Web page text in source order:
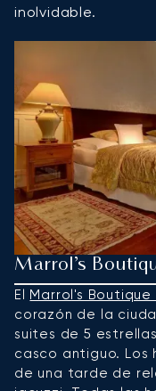
inolvidable.
Marrol’s
El Marrol's Boutique
corazón de la
suites de 5
casco antiguo. Los
de una tarde de